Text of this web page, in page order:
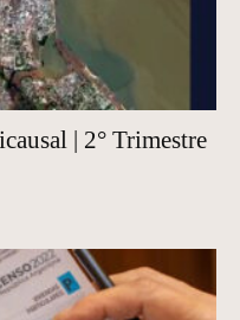
| 2° Trimestre